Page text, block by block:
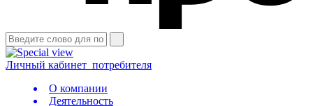
Личный кабинет потребителя
О компании
Деятельность